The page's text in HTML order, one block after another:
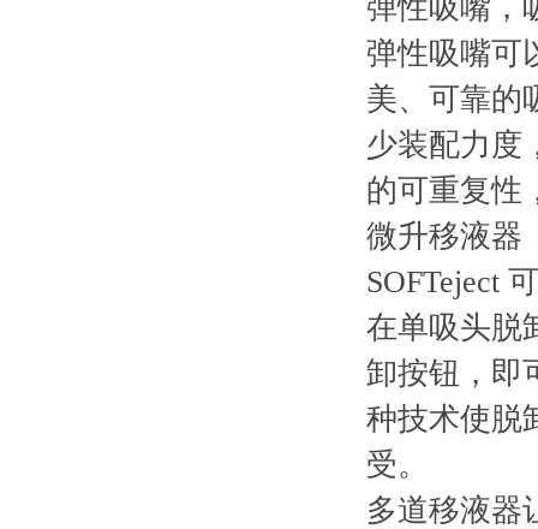
弹性吸嘴，
弹性吸嘴可
美、可靠的
少装配力度
的可重复性
微升移液器
SOFTeject
在单吸头脱
卸按钮，即
种技术使脱
受。
多道移液器